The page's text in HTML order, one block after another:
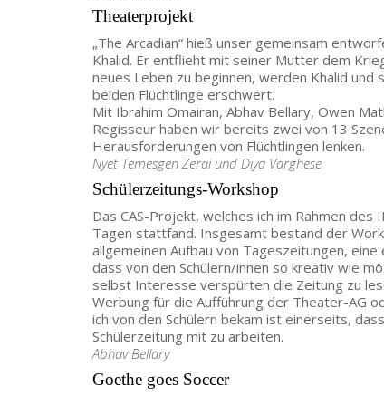
Theaterprojekt
„The Arcadian“ hieß unser gemeinsam
Khalid. Er entflieht mit seiner Mutter dem
neues Leben zu beginnen, werden Khalid
beiden Flüchtlinge erschwert.
Mit Ibrahim Omairan, Abhav Bellary, Owen
Regisseur haben wir bereits zwei von 13
Herausforderungen von Flüchtlingen lenken.
Nyet Temesgen Zerai und Diya Varghese
Schülerzeitungs-Workshop
Das CAS-Projekt, welches ich im Rahmen
Tagen stattfand. Insgesamt bestand der
allgemeinen Aufbau von Tageszeitungen,
dass von den Schülern/innen so kreativ wie
selbst Interesse verspürten die Zeitung zu
Werbung für die Aufführung der Theater-AG
ich von den Schülern bekam ist einerseits,
Schülerzeitung mit zu arbeiten.
Abhav Bellary
Goethe goes Soccer